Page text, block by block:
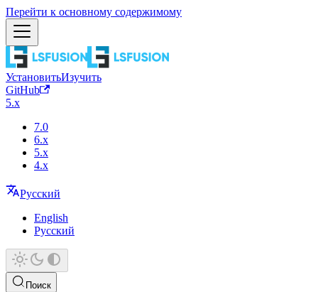
Перейти к основному содержимому
УстановитьИзучить
GitHub
5.x
7.0
6.x
5.x
4.x
Русский
English
Русский
Поиск